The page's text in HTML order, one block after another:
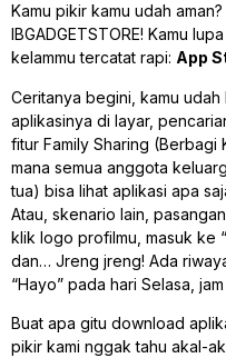
Kamu pikir kamu udah
IBGADGETSTORE! Kamu
kelammu tercatat rapi: App
Ceritanya begini, kamu
aplikasinya di layar,
fitur Family Sharing (Berbagi
mana semua anggota
tua) bisa lihat aplikasi apa
Atau, skenario lain,
klik logo profilmu, masuk ke
dan… Jreng jreng! Ada
“Hayo” pada hari Selasa,
Buat apa gitu download
pikir kami nggak tahu akal-